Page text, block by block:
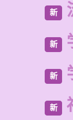
新
新
新
新